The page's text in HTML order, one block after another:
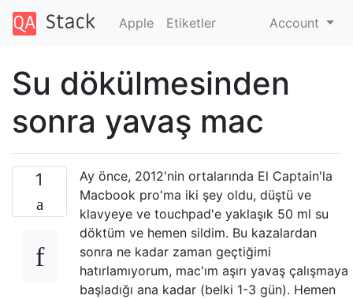
Apple Etiketler Account
Su dökülmesinden
sonra yavaş mac
1
Ay önce, 2012'nin ortalarında El Captain'la
Macbook pro'ma iki şey oldu, düştü ve
klavyeye ve touchpad'e yaklaşık 50 ml su
döktüm ve hemen sildim. Bu kazalardan
sonra ne kadar zaman geçtiğimi
hatırlamıyorum, mac'ım aşırı yavaş çalışmaya
başladığı ana kadar (belki 1-3 gün). Hemen